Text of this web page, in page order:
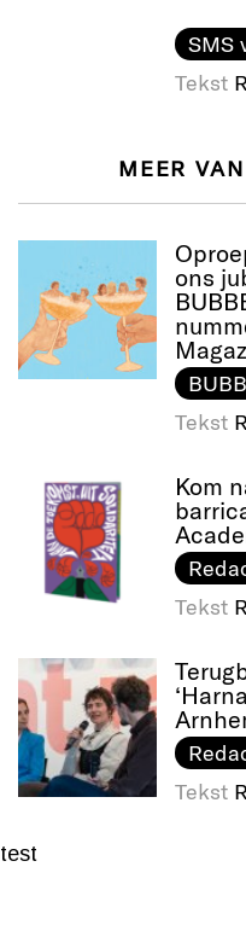
SMS
Tekst
MEER
ons
Tekst
Kom
Tekst
Tekst
test